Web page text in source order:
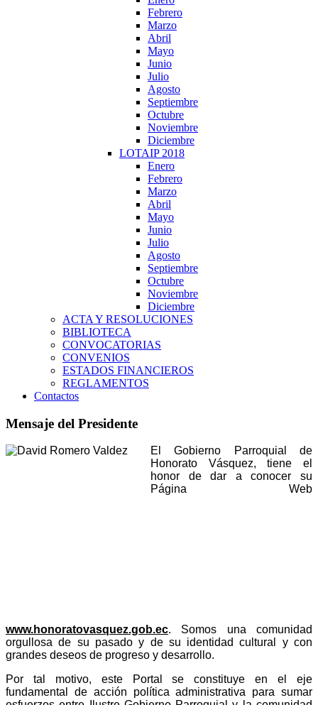
Febrero
Marzo
Abril
Mayo
Junio
Julio
Agosto
Septiembre
Octubre
Noviembre
Diciembre
LOTAIP 2018
Enero
Febrero
Marzo
Abril
Mayo
Junio
Julio
Agosto
Septiembre
Octubre
Noviembre
Diciembre
ACTA Y RESOLUCIONES
BIBLIOTECA
CONVOCATORIAS
CONVENIOS
ESTADOS FINANCIEROS
REGLAMENTOS
Contactos
Mensaje del Presidente
El Gobierno Parroquial de
Honorato Vásquez, tiene el
honor de dar a conocer su
Página Web
www.honoratovasquez.gob.ec. Somos una comunidad
orgullosa de su pasado y de su identidad cultural y con
grandes deseos de progreso y desarrollo.
Por tal motivo, este Portal se constituye en el eje
fundamental de acción política administrativa para sumar